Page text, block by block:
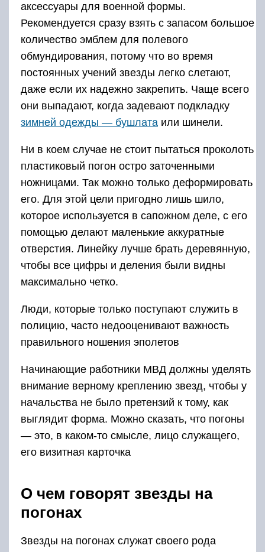
аксессуары для военной формы.
Рекомендуется сразу взять с запасом большое
количество эмблем для полевого
обмундирования, потому что во время
постоянных учений звезды легко слетают,
даже если их надежно закрепить. Чаще всего
они выпадают, когда задевают подкладку
зимней одежды — бушлата или шинели.
Ни в коем случае не стоит пытаться проколоть
пластиковый погон остро заточенными
ножницами. Так можно только деформировать
его. Для этой цели пригодно лишь шило,
которое используется в сапожном деле, с его
помощью делают маленькие аккуратные
отверстия. Линейку лучше брать деревянную,
чтобы все цифры и деления были видны
максимально четко.
Люди, которые только поступают служить в
полицию, часто недооценивают важность
правильного ношения эполетов
Начинающие работники МВД должны уделять
внимание верному креплению звезд, чтобы у
начальства не было претензий к тому, как
выглядит форма. Можно сказать, что погоны
— это, в каком-то смысле, лицо служащего,
его визитная карточка
О чем говорят звезды на
погонах
Звезды на погонах служат своего рода